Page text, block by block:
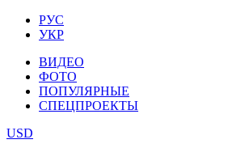
РУС
УКР
ВИДЕО
ФОТО
ПОПУЛЯРНЫЕ
СПЕЦПРОЕКТЫ
USD